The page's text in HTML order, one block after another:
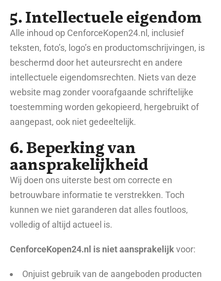
5. Intellectuele eigendom
Alle inhoud op CenforceKopen24.nl, inclusief
teksten, foto’s, logo’s en productomschrijvingen, is
beschermd door het auteursrecht en andere
intellectuele eigendomsrechten. Niets van deze
website mag zonder voorafgaande schriftelijke
toestemming worden gekopieerd, hergebruikt of
aangepast, ook niet gedeeltelijk.
6. Beperking van
aansprakelijkheid
Wij doen ons uiterste best om correcte en
betrouwbare informatie te verstrekken. Toch
kunnen we niet garanderen dat alles foutloos,
volledig of altijd actueel is.
CenforceKopen24.nl is niet aansprakelijk voor:
Onjuist gebruik van de aangeboden producten